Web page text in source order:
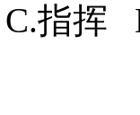
指挥